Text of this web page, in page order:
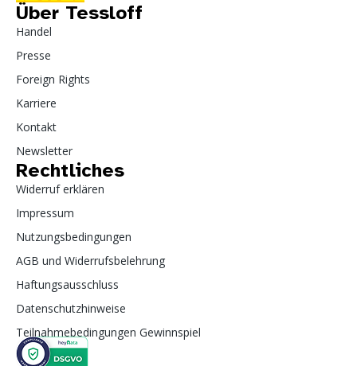
Über Tessloff
Handel
Presse
Foreign Rights
Karriere
Kontakt
Newsletter
Rechtliches
Widerruf erklären
Impressum
Nutzungsbedingungen
AGB und Widerrufsbelehrung
Haftungsausschluss
Datenschutzhinweise
Teilnahmebedingungen Gewinnspiel